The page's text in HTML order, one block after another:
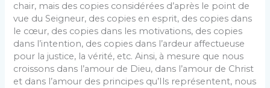
chair, mais des copies considérées d’après le point de
vue du Seigneur, des copies en esprit, des copies dans
le cœur, des copies dans les motivations, des copies
dans l’intention, des copies dans l’ardeur affectueuse
pour la justice, la vérité, etc. Ainsi, à mesure que nous
croissons dans l’amour de Dieu, dans l’amour de Christ
et dans l’amour des principes qu’Ils représentent, nous